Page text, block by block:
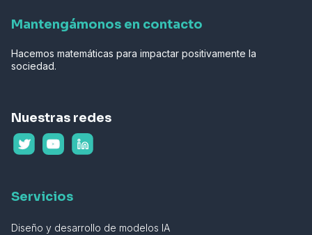
Mantengámonos en contacto
Hacemos matemáticas para impactar positivamente la
sociedad.
Nuestras redes
Servicios
Diseño y desarrollo de modelos IA